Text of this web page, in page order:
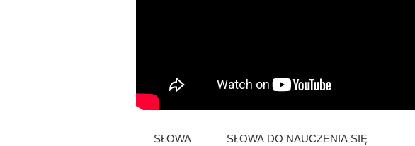
SŁOWA SŁOWA DO NAUCZENIA SIĘ